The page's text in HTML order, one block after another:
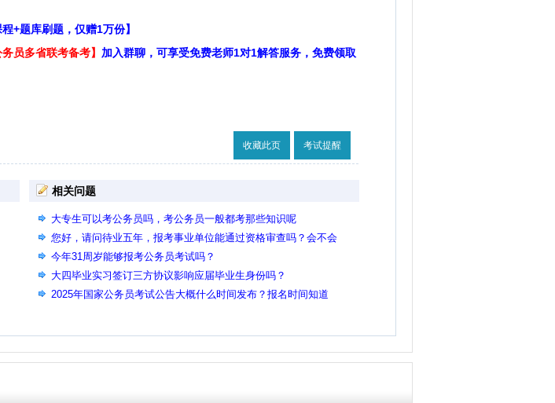
程+题库刷题，仅赠1万份】
务员多省联考备考】 加入群聊，可享受免费老师1对1解答服务，免费领取
收藏此页 考试提醒
相关问题
大专生可以考公务员吗，考公务员一般都考那些知识呢
您好，请问待业五年，报考事业单位能通过资格审查吗？会不会
因为待业时间长报不上名啊？
今年31周岁能够报考公务员考试吗？
大四毕业实习签订三方协议影响应届毕业生身份吗？
2025年国家公务员考试公告大概什么时间发布？报名时间知道